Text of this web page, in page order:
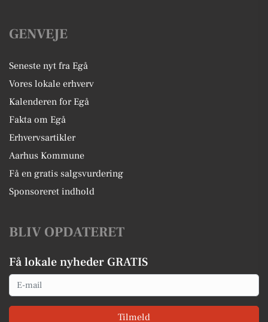
GENVEJE
Seneste nyt fra Egå
Vores lokale erhverv
Kalenderen for Egå
Fakta om Egå
Erhvervsartikler
Aarhus Kommune
Få en gratis salgsvurdering
Sponsoreret indhold
BLIV OPDATERET
Få lokale nyheder GRATIS
Email
Tilmeld